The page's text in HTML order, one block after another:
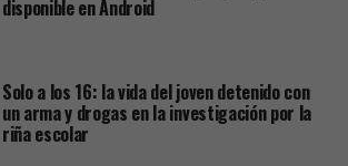
disponible en Android
Solo a los 16: la vida del joven detenido con
un arma y drogas en la investigación por la
riña escolar